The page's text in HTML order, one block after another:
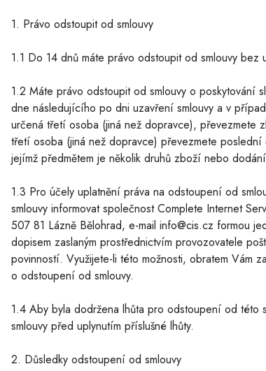
1. Právo odstoupit od smlouvy
1.1 Do 14 dnů máte právo odstoupit od smlouvy bez
1.2 Máte právo odstoupit od smlouvy o poskytování
dne následujícího po dni uzavření smlouvy a v
určená třetí osoba (jiná než dopravce), převezmete
třetí osoba (jiná než dopravce) převezmete
jejímž předmětem je několik druhů zboží nebo
1.3 Pro účely uplatnění práva na odstoupení od
smlouvy informovat společnost Complete Internet
507 81 Lázně Bělohrad, e-mail info@cis.cz formou
dopisem zaslaným prostřednictvím provozovatele
povinností. Využijete-li této možnosti, obratem Vám
o odstoupení od smlouvy.
1.4 Aby byla dodržena lhůta pro odstoupení od této
smlouvy před uplynutím příslušné lhůty.
2. Důsledky odstoupení od smlouvy